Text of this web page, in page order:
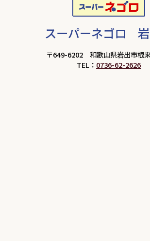
スーパーネゴロ
〒649-6202 和歌山県岩出市根
TEL： 0736-62-2626